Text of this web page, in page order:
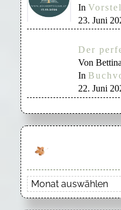
In
23. Juni
Der
Von
In
22. Juni
Archiv